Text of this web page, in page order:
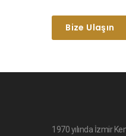
Bize Ulaşın
1970 yılında İzmir